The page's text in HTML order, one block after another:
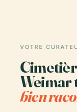
VOTRE
Weimar
bien